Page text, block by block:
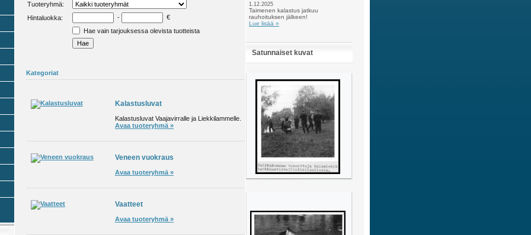
1.12.2025
Taimenen kalastus jatkuu
rauhoituksen jälkeen!
Lue lisää »
Satunnaiset kuvat
Tuoteryhmä:
Hintaluokka: -
€
Hae vain tarjouksessa olevista tuotteista
Kategoriat
Kalastusluvat
Kalastusluvat Vaajavirralle ja Liekkilammelle.
Avaa tuoteryhmä »
Veneen vuokraus
Avaa tuoteryhmä »
Vaatteet
Avaa tuoteryhmä »